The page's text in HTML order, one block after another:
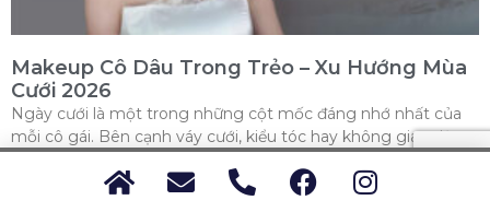
Makeup Cô Dâu Trong Trẻo – Xu Hướng Mùa
Cưới 2026
Ngày cưới là một trong những cột mốc đáng nhớ nhất của
mỗi cô gái. Bên cạnh váy cưới, kiểu tóc hay không gian tiệc
trở nên rạng rỡ và tự tin trong từng khoảnh khắc. Không